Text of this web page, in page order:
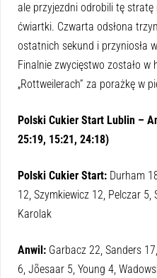
ale przyjezdni odrobili tę
ćwiartki. Czwarta odsłona
ostatnich sekund i przyniosła
Finalnie zwycięstwo zostało
„Rottweilerach” za porażkę w
Polski Cukier Start Lublin –
25:19, 15:21, 24:18)
Polski Cukier Start: Durham
12, Szymkiewicz 12, Pelczar
Karolak
Anwil: Garbacz 22, Sanders
6, Jõesaar 5, Young 4,